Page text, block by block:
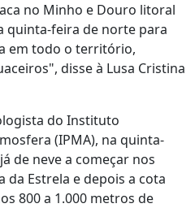
no Minho e Douro litoral
quinta-feira de norte para
em todo o território,
disse à Lusa Cristina
do Instituto
(IPMA), na quinta-
de neve a começar nos
da Estrela e depois a cota
800 a 1.000 metros de